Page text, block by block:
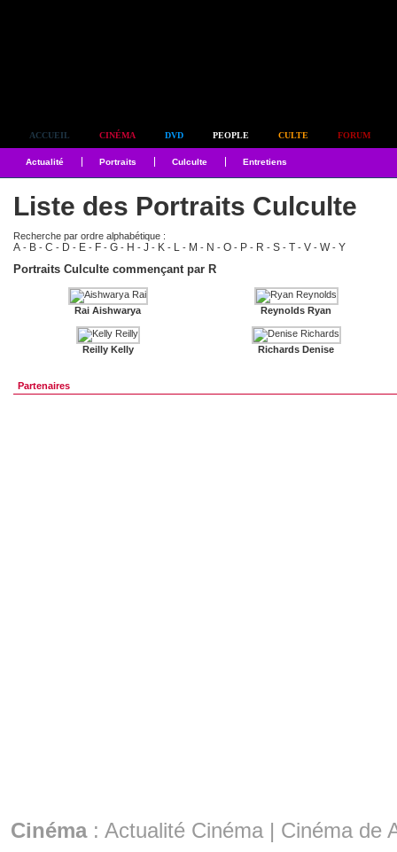
ACCUEIL CINÉMA DVD PEOPLE CULTE FORUM
Actualité Portraits Culculte Entretiens
Liste des Portraits Culculte
Recherche par ordre alphabétique :
A - B - C - D - E - F - G - H - J - K - L - M - N - O - P - R - S - T - V - W- Y
Portraits Culculte commençant par R
Rai Aishwarya
Reilly Kelly
Reynolds Ryan
Richards Denise
Partenaires
Cinéma: Actualité Cinéma | Cinéma de